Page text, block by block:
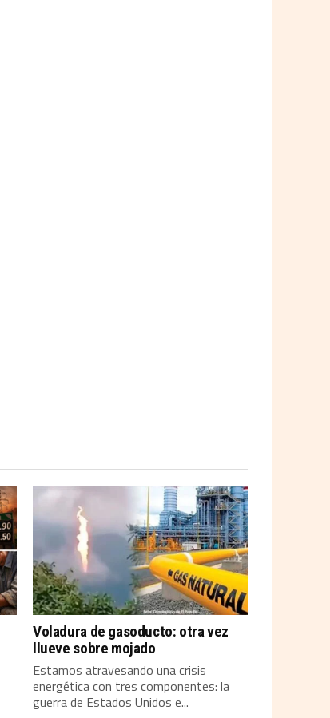
Voladura de gasoducto: otra vez
llueve sobre mojado
Estamos atravesando una crisis
energética con tres componentes: la
guerra de Estados Unidos e...